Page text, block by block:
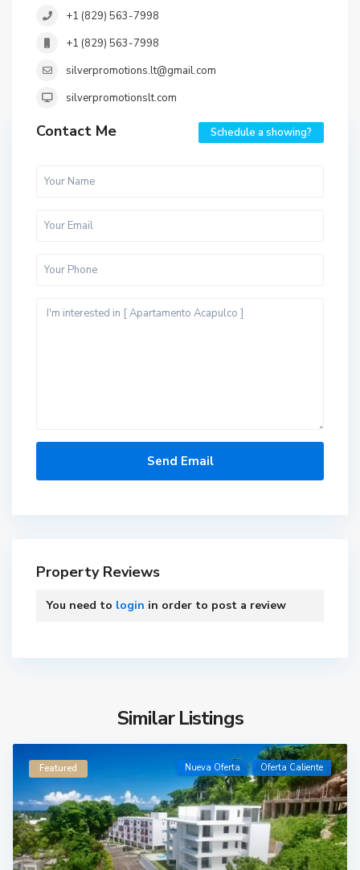
+1 (829) 563-7998
+1 (829) 563-7998
silverpromotions.lt@gmail.com
silverpromotionslt.com
Contact Me Schedule a showing?
Property Reviews
You need to login in order to post a review
Similar Listings
Featured Nueva Oferta Oferta Caliente